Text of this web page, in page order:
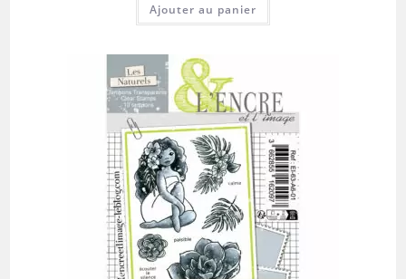
Ajouter au panier